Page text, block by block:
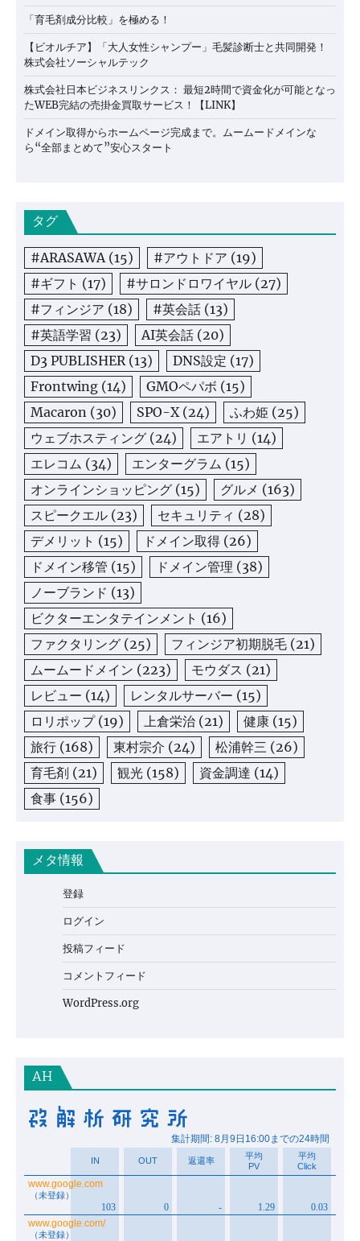
「育毛剤成分比較」を極める！
【ビオルチア】「大人女性シャンプー」毛髪診断士と共同開発！
株式会社ソーシャルテック
株式会社日本ビジネスリンクス： 最短2時間で資金化が可能となっ
たWEB完結の売掛金買取サービス！【LINK】
ドメイン取得からホームページ完成まで。ムームードメインな
ら“全部まとめて”安心スタート
タグ
#ARASAWA (15) #アウトドア (19)
#ギフト (17) #サロンドロワイヤル (27)
#フィンジア (18) #英会話 (13)
#英語学習 (23) AI英会話 (20)
D3 PUBLISHER (13) DNS設定 (17)
Frontwing (14) GMOペパボ (15)
Macaron (30) SPO-X (24) ふわ姫 (25)
ウェブホスティング (24) エアトリ (14)
エレコム (34) エンターグラム (15)
オンラインショッピング (15) グルメ (163)
スピークエル (23) セキュリティ (28)
デメリット (15) ドメイン取得 (26)
ドメイン移管 (15) ドメイン管理 (38)
ノーブランド (13)
ビクターエンタテインメント (16)
ファクタリング (25) フィンジア初期脱毛 (21)
ムームードメイン (223) モウダス (21)
レビュー (14) レンタルサーバー (15)
ロリポップ(19) 上倉栄治 (21) 健康 (15)
旅行 (168) 東村宗介 (24) 松浦幹三 (26)
育毛剤 (21) 観光 (158) 資金調達 (14)
食事 (156)
メタ情報
登録
ログイン
投稿フィード
コメントフィード
WordPress.org
AH